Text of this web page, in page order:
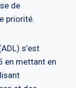
de
priorité.
s’est
en mettant en